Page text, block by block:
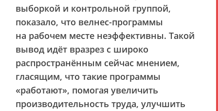
выборкой и контрольной группой,
показало, что велнес-программы
на рабочем месте неэффективны. Такой
вывод идёт вразрез с широко
распространённым сейчас мнением,
гласящим, что такие программы
«работают», помогая увеличить
производительность труда, улучшить